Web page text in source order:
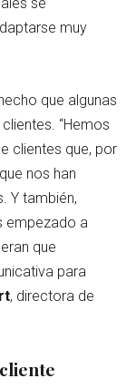
muy
que algunas
“Hemos
clientes que, por
nos han
Y también,
empezado a
que
para
, directora de